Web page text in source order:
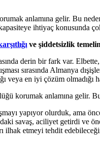
anlamına gelir. Bu
ihtiyaç konusunda
ve şiddetsizlik
derin bir fark var.
sırasında Almanya
en iyi çözüm olmadığı
korumak anlamına gelir.
yapıyor olurduk, ama
savaş, aciliyet getirdi ve
ilhak etmeyi tehdit